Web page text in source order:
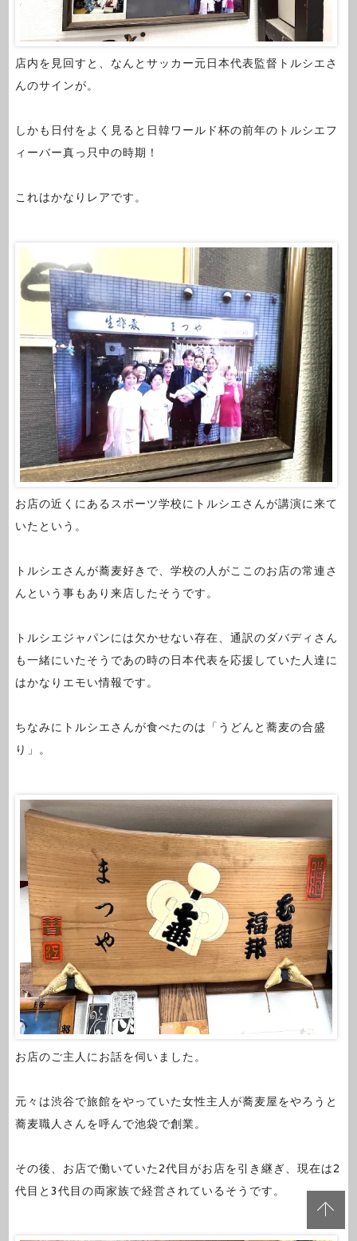
店内を見回すと、なんとサッカー元日本代表監督トルシエさ
んのサインが。
しかも日付をよく見ると日韓ワールド杯の前年のトルシエフ
ィーバー真っ只中の時期！
これはかなりレアです。
お店の近くにあるスポーツ学校にトルシエさんが講演に来て
いたという。
トルシエさんが蕎麦好きで、学校の人がここのお店の常連さ
んという事もあり来店したそうです。
トルシエジャパンには欠かせない存在、通訳のダバディさん
も一緒にいたそうであの時の日本代表を応援していた人達に
はかなりエモい情報です。
ちなみにトルシエさんが食べたのは「うどんと蕎麦の合盛
り」。
お店のご主人にお話を伺いました。
元々は渋谷で旅館をやっていた女性主人が蕎麦屋をやろうと
蕎麦職人さんを呼んで池袋で創業。
その後、お店で働いていた2代目がお店を引き継ぎ、現在は2
代目と3代目の両家族で経営されているそうです。